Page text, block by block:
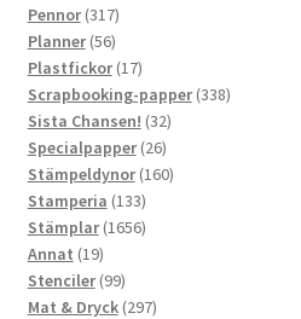
produkter
Pennor 317317
produkter
Planner 5656
produkter
Plastfickor 1717
produkter
Scrapbooking-papper 338338
Sista Chansen! 3232
produkter
Specialpapper 2626
produkter
Stämpeldynor 160160
Stamperia 133133
produkter
Stämplar 16561656
Annat 1919
produkter
Stenciler 9999
produkter
Mat & Dryck 297297